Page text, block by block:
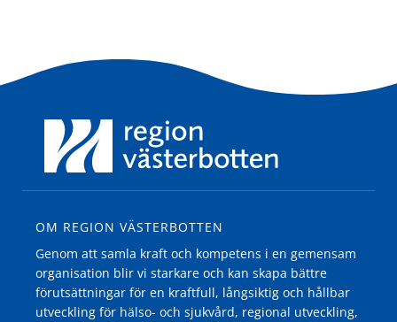
OM REGION VÄSTERBOTTEN
Genom att samla kraft och kompetens i en gemensam
organisation blir vi starkare och kan skapa bättre
förutsättningar för en kraftfull, långsiktig och hållbar
utveckling för hälso- och sjukvård, regional utveckling,